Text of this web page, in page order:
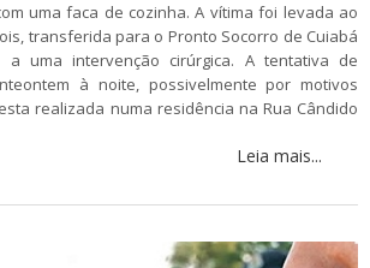
uma faca de cozinha. A vítima foi levada ao
transferida para o Pronto Socorro de Cuiabá
uma intervenção cirúrgica. A tentativa de
à noite, possivelmente por motivos
realizada numa residência na Rua Cândido
Leia mais...